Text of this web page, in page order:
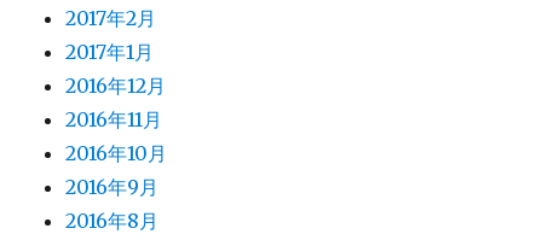
2017年2月
2017年1月
2016年12月
2016年11月
2016年10月
2016年9月
2016年8月